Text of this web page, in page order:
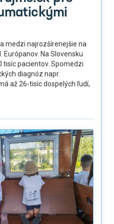
medzi najrozšírenejšie na
Európanov. Na Slovensku
tisíc pacientov. Spomedzi
diagnóz napr.
až 26-tisíc dospelých ľudí,